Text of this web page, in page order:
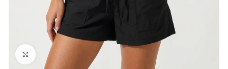
Click para agrandar